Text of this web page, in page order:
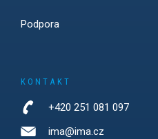
Podpora
KONTAKT
+420 251 081 097
ima@ima.cz